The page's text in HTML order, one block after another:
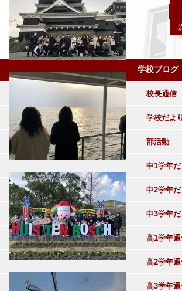
学校ブログ
校長通信
学校だよ
部活動
中1学年だ
中2学年だ
中3学年だ
高1学年通
高2学年通
高3学年通